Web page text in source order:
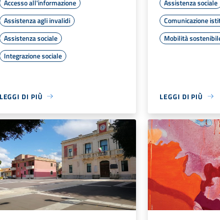
Accesso all'informazione
Assistenza agli invalidi
Assistenza sociale
Integrazione sociale
DI PIÙ
Assistenza sociale
Comunicazione
Mobilità
LEGGI DI PIÙ